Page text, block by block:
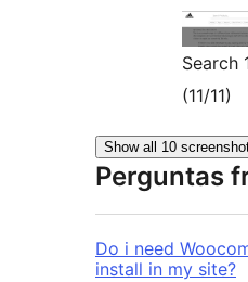
Search
(11/11)
Show all 10
Perguntas
Do i need
install in my site?